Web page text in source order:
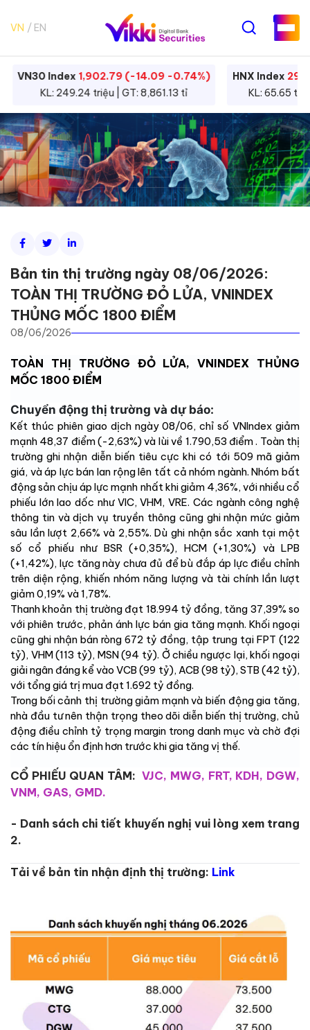
VN EN
VN30 Index 1,902.79 (-14.09 -0.74%)
KL: 249.24 triệu | GT: 8,861.13 tỉ
HNX Index
KL: 65.65
Bản tin thị trường ngày 08/06/2026:
TOÀN THỊ TRƯỜNG ĐỎ LỬA, VNINDEX
THỦNG MỐC 1800 ĐIỂM
08/06/2026
TOÀN THỊ TRƯỜNG ĐỎ LỬA, VNINDEX THỦNG
MỐC 1800 ĐIỂM
Chuyển động thị trường và dự báo:
Kết thúc phiên giao dịch ngày 08/06, chỉ số VNIndex giảm
mạnh 48,37 điểm (-2,63%) và lùi về 1.790,53 điểm . Toàn thị
trường ghi nhận diễn biến tiêu cực khi có tới 509 mã giảm
giá, và áp lực bán lan rộng lên tất cả nhóm ngành. Nhóm bất
động sản chịu áp lực mạnh nhất khi giảm 4,36%, với nhiều cổ
phiếu lớn lao dốc như VIC, VHM, VRE. Các ngành công nghệ
thông tin và dịch vụ truyền thông cũng ghi nhận mức giảm
sâu lần lượt 2,66% và 2,55%. Dù ghi nhận sắc xanh tại một
số cổ phiếu như BSR (+0,35%), HCM (+1,30%) và LPB
(+1,42%), lực tăng này chưa đủ để bù đắp áp lực điều chỉnh
trên diện rộng, khiến nhóm năng lượng và tài chính lần lượt
giảm 0,19% và 1,78%.
Thanh khoản thị trường đạt 18.994 tỷ đồng, tăng 37,39% so
với phiên trước, phản ánh lực bán gia tăng mạnh. Khối ngoại
cũng ghi nhận bán ròng 672 tỷ đồng, tập trung tại FPT (122
tỷ), VHM (113 tỷ), MSN (94 tỷ). Ở chiều ngược lại, khối ngoại
giải ngân đáng kể vào VCB (99 tỷ), ACB (98 tỷ), STB (42 tỷ),
với tổng giá trị mua đạt 1.692 tỷ đồng.
Trong bối cảnh thị trường giảm mạnh và biến động gia tăng,
nhà đầu tư nên thận trọng theo dõi diễn biến thị trường, chủ
động điều chỉnh tỷ trọng margin trong danh mục và chờ đợi
các tín hiệu ổn định hơn trước khi gia tăng vị thế.
CỔ PHIẾU QUAN TÂM: VJC, MWG, FRT, KDH, DGW,
VNM, GAS, GMD.
- Danh sách chi tiết khuyến nghị vui lòng xem trang
2.
Tải về bản tin nhận định thị trường: Link